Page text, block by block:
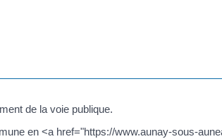
de la voie publique.
en <a href="https://www.aunay-sous-